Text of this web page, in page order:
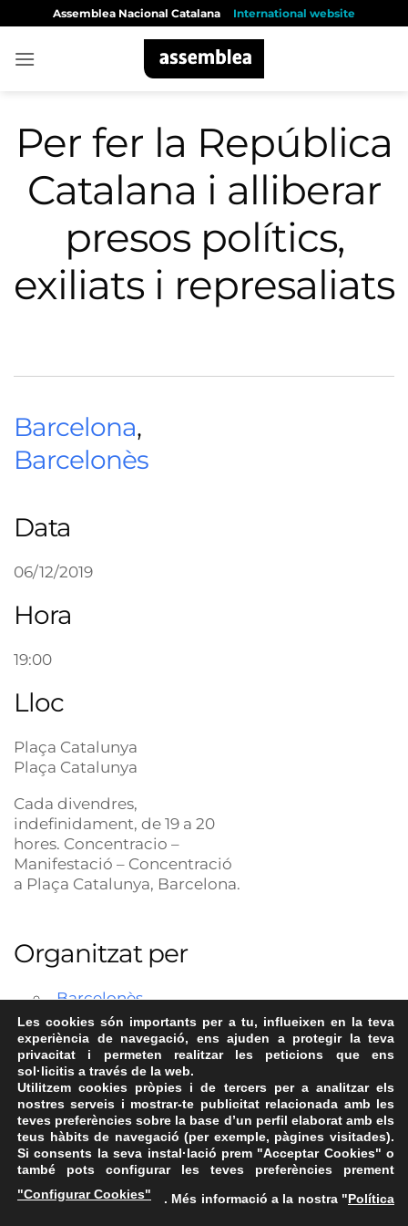
content
Assemblea Nacional Catalana International website
Per fer la República
Catalana i alliberar
presos polítics,
exiliats i represaliats
Barcelona,
Barcelonès
Data
06/12/2019
Hora
19:00
Lloc
Plaça Catalunya
Plaça Catalunya
Cada divendres,
indefinidament, de 19 a 20
hores. Concentracio –
Manifestació – Concentració
a Plaça Catalunya, Barcelona.
Organitzat per
Barcelonès
FAQs
Les cookies són importants per a tu, influeixen en la teva
experiència de navegació, ens ajuden a protegir la teva
privacitat i permeten realitzar les peticions que ens
sol·licitis a través de la web.
Utilitzem cookies pròpies i de tercers per a analitzar els
nostres serveis i mostrar-te publicitat relacionada amb les
teves preferències sobre la base d’un perfil elaborat amb els
teus hàbits de navegació (per exemple, pàgines visitades).
Si consents la seva instal·lació prem "Acceptar Cookies" o
també pots configurar les teves preferències prement
"Configurar Cookies"
. Més informació a la nostra "Política